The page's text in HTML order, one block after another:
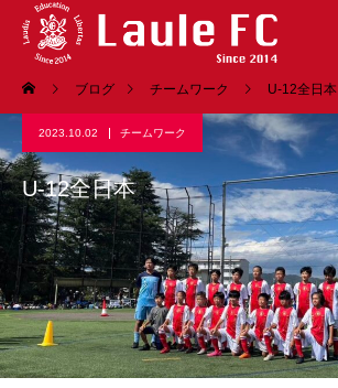
ブログ チームワーク U-12全日本
2023.10.02 チームワーク
U-12全日本